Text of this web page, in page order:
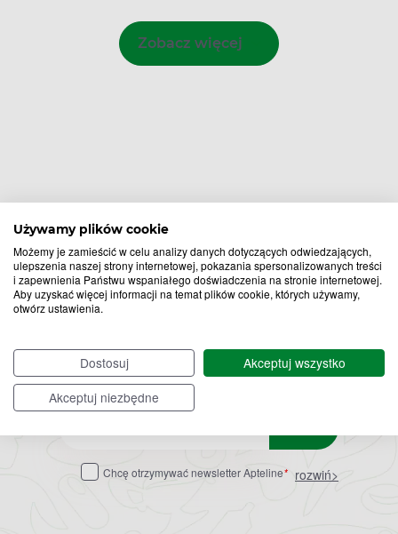
Używamy plików cookie
Możemy je zamieścić w celu analizy danych dotyczących odwiedzających,
ulepszenia naszej strony internetowej, pokazania spersonalizowanych treści
i zapewnienia Państwu wspaniałego doświadczenia na stronie internetowej.
Aby uzyskać więcej informacji na temat plików cookie, których używamy,
otwórz ustawienia.
Dostosuj
Akceptuj wszystko
Akceptuj niezbędne
Zobacz więcej
Bądź na bieżąco,
zapisz się na nasz newsletter!
Zapisz
do
Chcę otrzymywać newsletter Apteline* rozwiń>